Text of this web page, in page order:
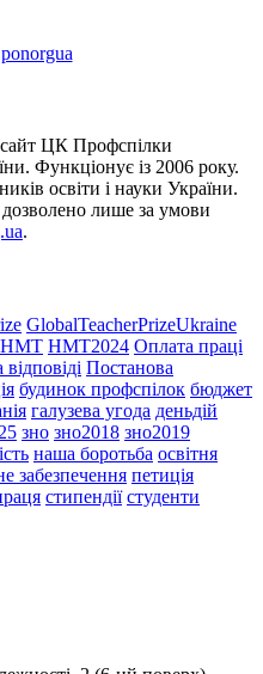
ЦК Профспілки
Функціонує із 2006 року.
освіти і науки України.
лише за умови
.
GlobalTeacherPrizeUkraine
НМТ НМТ2024 Оплата праці
Постанова
будинок профспілок бюджет
галузева угода деньдій
зно зно2018 зно2019
наша боротьба освітня
забезпечення петиція
стипендії студенти